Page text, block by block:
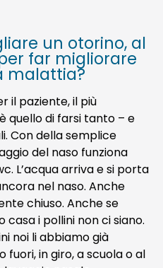
un otorino, al
far migliorare
malattia?
il paziente, il più
quello di farsi tanto – e
Con della semplice
del naso funziona
L’acqua arriva e si porta
nel naso. Anche
chiuso. Anche se
i pollini non ci siano.
noi li abbiamo già
in giro, a scuola o al